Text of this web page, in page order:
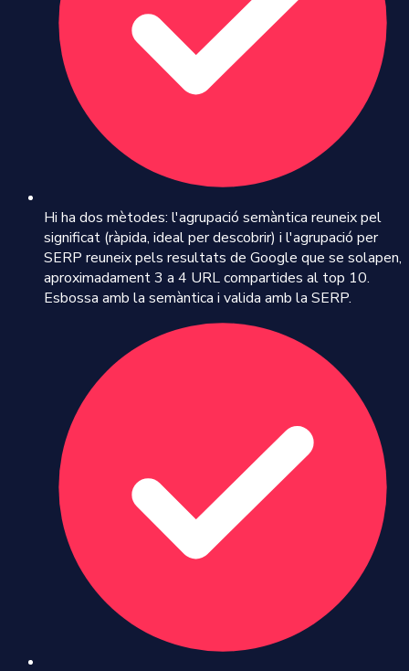
Hi ha dos mètodes: l'agrupació semàntica reuneix pel
significat (ràpida, ideal per descobrir) i l'agrupació per
SERP reuneix pels resultats de Google que se solapen,
aproximadament 3 a 4 URL compartides al top 10.
Esbossa amb la semàntica i valida amb la SERP.